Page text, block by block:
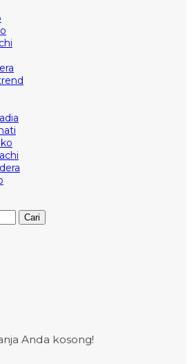
Cari
Anda kosong!